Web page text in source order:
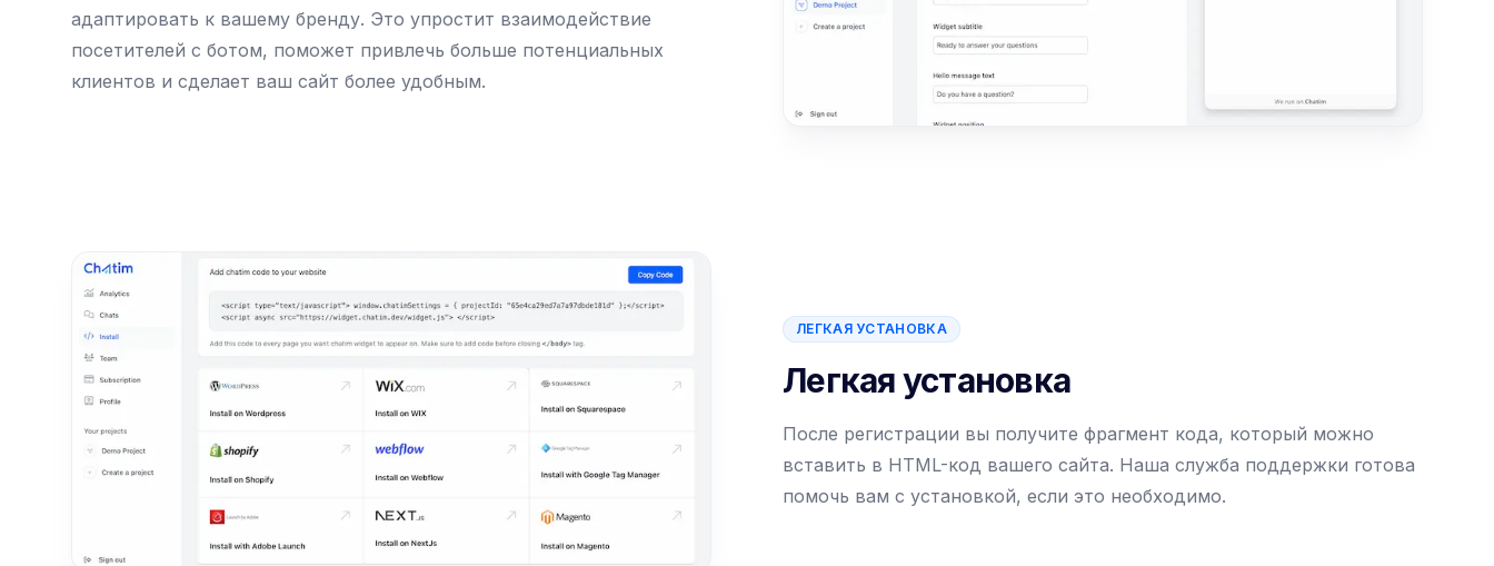
адаптировать к вашему бренду. Это упростит взаимодействие
посетителей с ботом, поможет привлечь больше потенциальных
клиентов и сделает ваш сайт более удобным.
ЛЕГКАЯ УСТАНОВКА
Легкая установка
После регистрации вы получите фрагмент кода, который можно
вставить в HTML-код вашего сайта. Наша служба поддержки готова
помочь вам с установкой, если это необходимо.